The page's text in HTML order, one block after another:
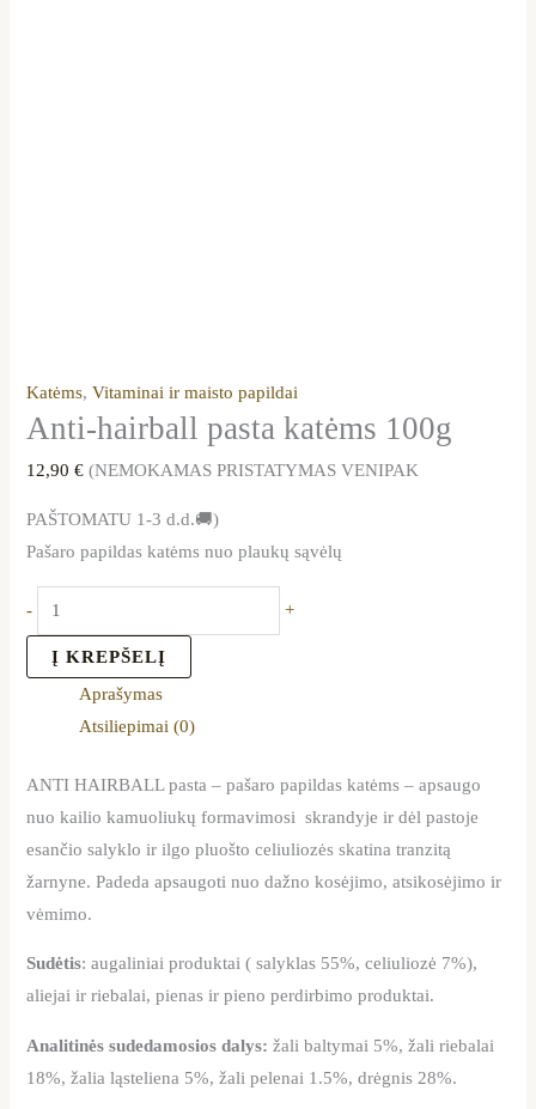
Katėms,Vitaminai ir maisto papildai
Anti-hairball pasta katėms 100g
12,90€ (NEMOKAMAS PRISTATYMAS VENIPAK
PAŠTOMATU 1-3 d.d.🚚)
Pašaro papildas katėms nuo plaukų sąvėlų
- +
Į KREPŠELĮ
Aprašymas
Atsiliepimai (0)
ANTI HAIRBALL pasta – pašaro papildas katėms – apsaugo
nuo kailio kamuoliukų formavimosi skrandyje ir dėl pastoje
esančio salyklo ir ilgo pluošto celiuliozės skatina tranzitą
žarnyne. Padeda apsaugoti nuo dažno kosėjimo, atsikosėjimo ir
vėmimo.
Sudėtis: augaliniai produktai ( salyklas 55%, celiuliozė 7%),
aliejai ir riebalai, pienas ir pieno perdirbimo produktai.
Analitinės sudedamosios dalys: žali baltymai 5%, žali riebalai
18%, žalia ląsteliena 5%, žali pelenai 1.5%, drėgnis 28%.